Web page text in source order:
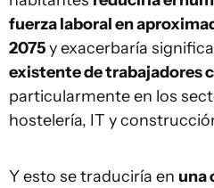
fuerza laboral en
2075y exacerbaría
existente de trabajadores
particularmente en los
hostelería, IT y
Y esto se traduciría en una